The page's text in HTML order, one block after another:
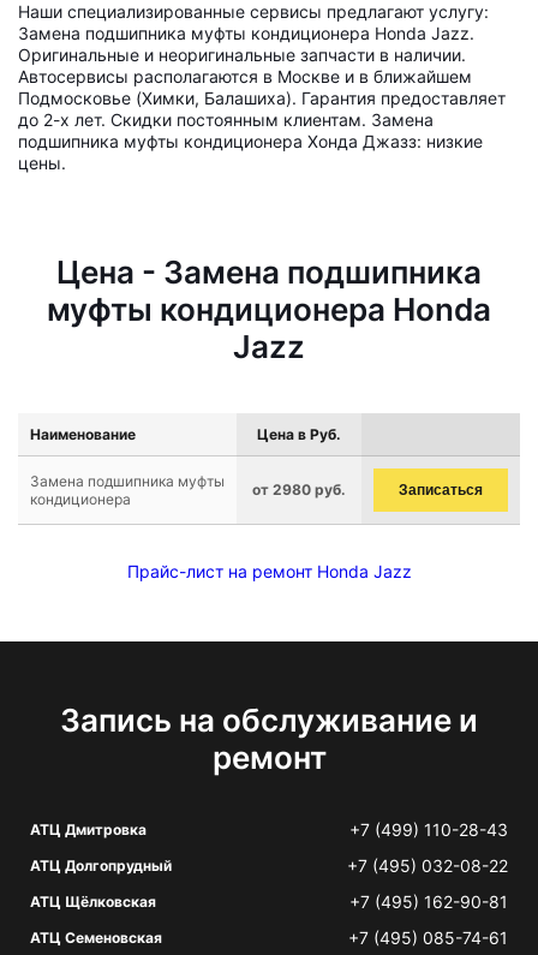
Наши специализированные сервисы предлагают услугу:
Замена подшипника муфты кондиционера Honda Jazz.
Оригинальные и неоригинальные запчасти в наличии.
Автосервисы располагаются в Москве и в ближайшем
Подмосковье (Химки, Балашиха). Гарантия предоставляет
до 2-х лет. Скидки постоянным клиентам. Замена
подшипника муфты кондиционера Хонда Джазз: низкие
цены.
Цена - Замена подшипника
муфты кондиционера Honda
Jazz
Наименование Цена в Руб.
Замена подшипника муфты
кондиционера
от 2980 руб. Записаться
Прайс-лист на ремонт Honda Jazz
Запись на обслуживание и
ремонт
АТЦ Дмитровка +7 (499) 110-28-43
АТЦ Долгопрудный +7 (495) 032-08-22
АТЦ Щёлковская +7 (495) 162-90-81
АТЦ Семеновская +7 (495) 085-74-61